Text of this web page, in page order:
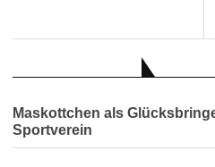
Maskottchen als
Sportverein